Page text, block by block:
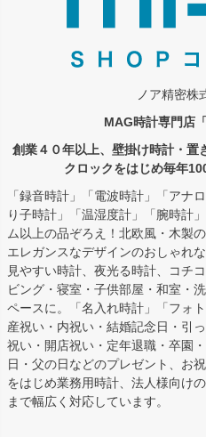
ノア精密株
MAG時計専門店
創業４０年以上、壁掛け時計・置
クロックをはじめ毎年
「録音時計」「電波時計」「アナ
り子時計」「温湿度計」「腕時計
ム以上の品ぞろえ！北欧風・木製
エレガンスなデザインのおしゃれ
見やすい時計、夜光る時計、コチ
ビング・寝室・子供部屋・和室・
ペースに。「名入れ時計」「フォ
産祝い・内祝い・結婚記念日・引
祝い・開店祝い・定年退職・卒園
日・父の日などのプレゼント、お
をはじめ業務用時計、法人様向け
まで幅広く対応しています。